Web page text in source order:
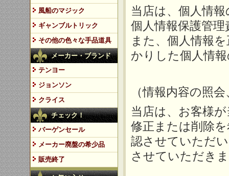
風船のマジック
ギャンブルトリック
その他の色々な手品道具
メーカー・ブランド
テンヨー
ジョンソン
クライス
チェック！
バーゲンセール
メーカー廃盤の希少品
販売終了
当店は、個人情
個人情報保護管
また、個人情報
かりした個人情
（情報内容の照
当店は、お客様
修正または削除
認させていただ
させていただき